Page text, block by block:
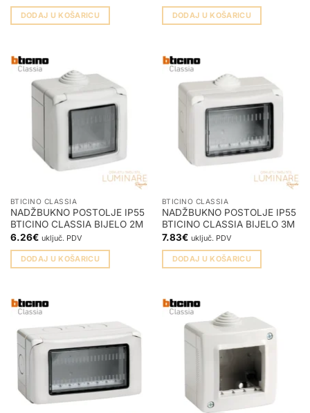
DODAJ U KOŠARICU DODAJ U KOŠARICU
BTICINO CLASSIA
NADŽBUKNO POSTOLJE IP55
BTICINO CLASSIA BIJELO 2M
6.26€ uključ. PDV
DODAJ U KOŠARICU
BTICINO CLASSIA
NADŽBUKNO POSTOLJE IP55
BTICINO CLASSIA BIJELO 3M
7.83€ uključ. PDV
DODAJ U KOŠARICU